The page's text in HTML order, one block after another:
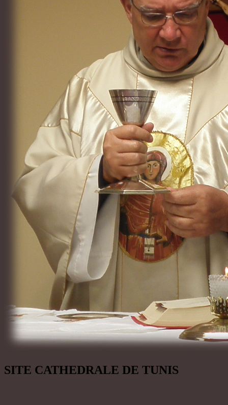
SITE CATHEDRALE DE TUNIS